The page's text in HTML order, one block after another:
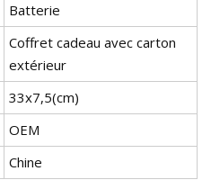
Batterie
Coffret cadeau avec carton
extérieur
33x7,5(cm)
OEM
Chine